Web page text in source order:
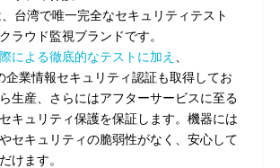
台湾で唯一完全なセキュリティテスト
ラウド監視ブランドです。
による徹底的なテストに加え
企業情報セキュリティ認証も取得してお
生産、さらにはアフターサービスに至る
キュリティ保護を保証します。機器には
セキュリティの脆弱性がなく、安心して
けます。